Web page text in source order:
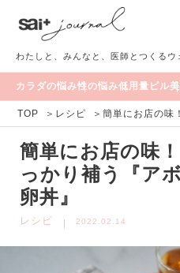
わたしと、みんなと、医師とつくるウ
カラダの悩み性の悩み低用量ピル
TOP ＞ レシピ ＞
簡単にお店の味
っかり補う『ア
卵丼』
レシピ 2022.02.14